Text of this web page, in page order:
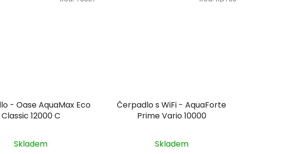
- Oase AquaMax Eco
Classic 12000 C
Skladem
Čerpadlo s WiFi - AquaForte
Prime Vario 10000
Skladem